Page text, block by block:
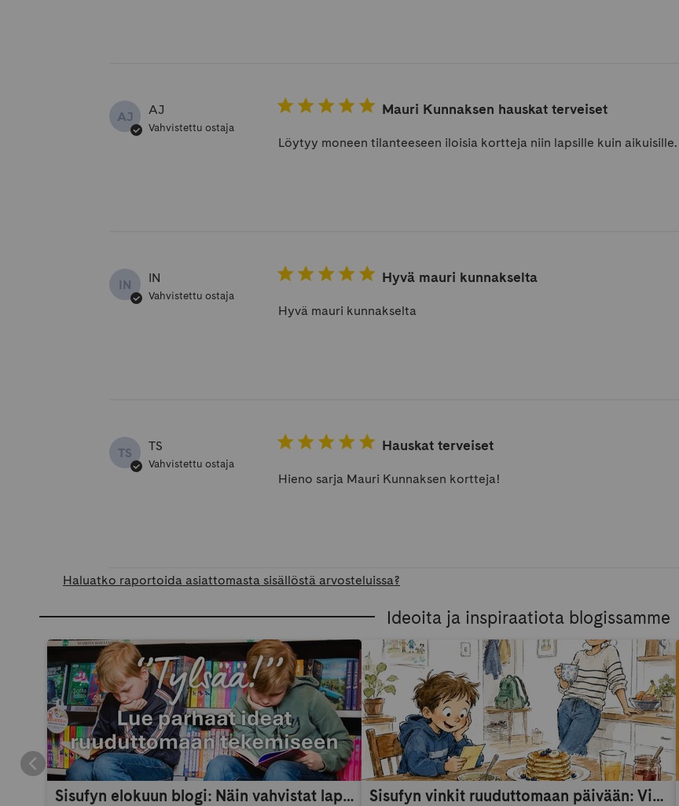
AJ AJ
Vahvistettu ostaja
Mauri Kunnaksen hauskat terveiset
Löytyy moneen tilanteeseen iloisia kortteja niin lapsille kuin aikuisille.
IN IN
Vahvistettu ostaja
Hyvä mauri kunnakselta
Hyvä mauri kunnakselta
TS TS
Vahvistettu ostaja
Hauskat terveiset
Hieno sarja Mauri Kunnaksen kortteja!
Haluatko raportoida asiattomasta sisällöstä arvosteluissa?
Ideoita ja inspiraatiota blogissamme
Sisufyn elokuun blogi: Näin vahvistat lapsen itsetuntoa someaikana Sisufyn vinkit ruuduttomaan päivään: Vinkki 9